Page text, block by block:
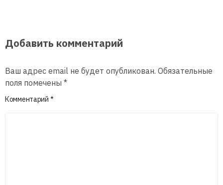
Добавить комментарий
Ваш адрес email не будет опубликован. Обязательные
поля помечены *
Комментарий *